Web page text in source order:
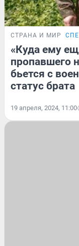
СТРАНА И МИР
«Куда ему
пропавшего
бьется с
статус брата
19 апреля, 2024, 11:00